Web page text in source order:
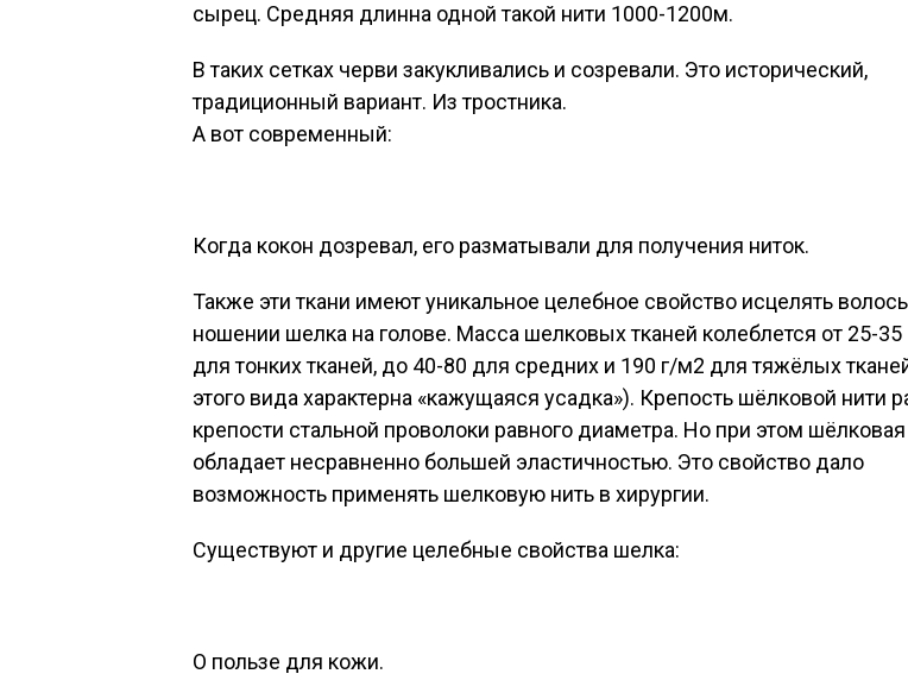
сырец. Средняя длинна одной такой нити 1000-1200м.
В таких сетках черви закукливались и созревали. Это исторический,
традиционный вариант. Из тростника.
А вот современный:
Когда кокон дозревал, его разматывали для получения ниток.
Также эти ткани имеют уникальное целебное свойство исцелять
ношении шелка на голове. Масса шелковых тканей колеблется от 25-35
для тонких тканей, до 40-80 для средних и 190 г/м2 для тяжёлых
этого вида характерна «кажущаяся усадка»). Крепость шёлковой нити
крепости стальной проволоки равного диаметра. Но при этом шёлковая
обладает несравненно большей эластичностью. Это свойство дало
возможность применять шелковую нить в хирургии.
Существуют и другие целебные свойства шелка:
О пользе для кожи.